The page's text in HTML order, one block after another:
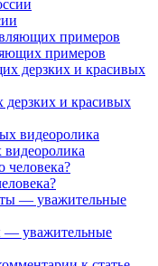
примеров
и красивых
— уважительные